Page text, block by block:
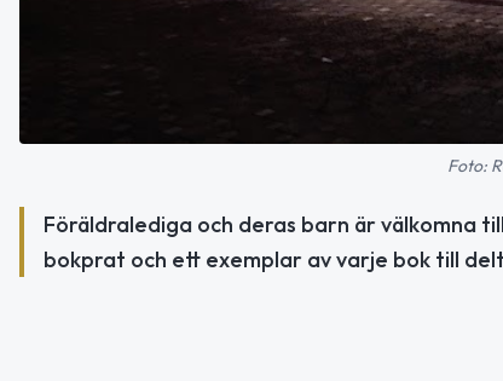
Foto:
Föräldralediga och deras barn är välkomna
bokprat och ett exemplar av varje bok till